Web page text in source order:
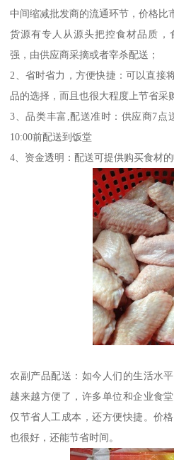
中间缩减批发商的流通环节，价格比
货源有专人从源头把控食材品质
强，由供应商采摘或者宰杀配送；
2、省时省力，方便快捷：可以直接
品的选择，而且也很大程度上节省采
3、品类丰富,配送准时：供应商7点
10:00前配送到饭堂
4、资金透明：配送可提供购买食材的
农副产品配送：如今人们的生活水
越来越方便了，许多单位和企业食
仅节省人工成本，还方便快捷。价
也很好，还能节省时间。